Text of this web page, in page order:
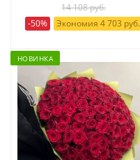
14 108 руб.
-50%
Экономия 4 703 руб.
НОВИНКА